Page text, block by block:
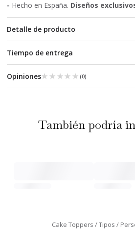
- Hecho en España. Diseños
Detalle de producto
Tiempo de entrega
Opiniones★★★★★
★★★★★ (0)
También podría
Cake Toppers Tipos